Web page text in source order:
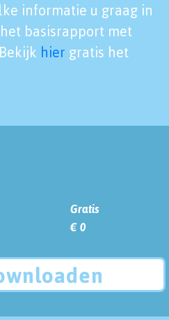
informatie u graag in
basisrapport met
hier gratis het
Gratis
€ 0